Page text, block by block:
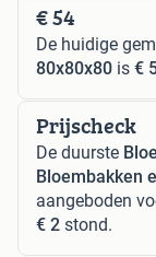
€ 54
De huidige
80x80x80 is €
Prijscheck
De duurste
Bloembakken
aangeboden
€ 2 stond.